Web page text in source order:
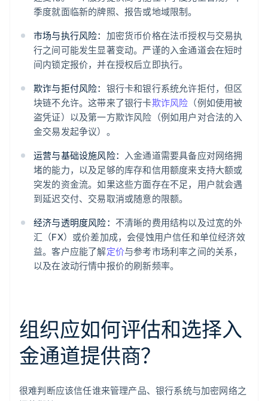
季度就面临新的牌照、报告或地域限制。
市场与执行风险： 加密货币价格在法币授权与交易执
行之间可能发生显著变动。严谨的入金通道会在短时
间内锁定报价，并在授权后立即执行。
欺诈与拒付风险： 银行卡和银行系统允许拒付，但区
块链不允许。这带来了银行卡欺诈风险 （例如使用被
盗凭证）以及第一方欺诈风险（例如用户对合法的入
金交易发起争议）。
运营与基础设施风险： 入金通道需要具备应对网络拥
堵的能力，以及足够的库存和信用额度来支持大额或
突发的资金流。如果这些方面存在不足，用户就会遇
到延迟交付、交易取消或随意的限额。
经济与透明度风险： 不清晰的费用结构以及过宽的外
汇（FX）或价差加成，会侵蚀用户信任和单位经济效
益。客户应能了解定价与参考市场利率之间的关系，
以及在波动行情中报价的刷新频率。
组织应如何评估和选择入
金通道提供商？
很难判断应该信任谁来管理产品、银行系统与加密网络之